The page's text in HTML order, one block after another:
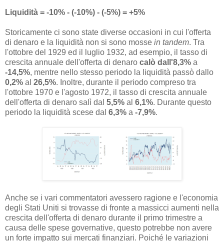
Liquidità = -10% - (-10%) - (-5%) = +5%
Storicamente ci sono state diverse occasioni in cui l'offerta
di denaro e la liquidità non si sono mosse in tandem. Tra
l'ottobre del 1929 ed il luglio 1932, ad esempio, il tasso di
crescita annuale dell'offerta di denaro calò dall'8,3% a
-14,5%, mentre nello stesso periodo la liquidità passò dallo
0,2% al 26,5%. Inoltre, durante il periodo compreso tra
l'ottobre 1970 e l'agosto 1972, il tasso di crescita annuale
dell'offerta di denaro salì dal 5,5% al 6,1%. Durante questo
periodo la liquidità scese dal 6,3% a -7,9%.
Anche se i vari commentatori avessero ragione e l'economia
degli Stati Uniti si trovasse di fronte a massicci aumenti nella
crescita dell'offerta di denaro durante il primo trimestre a
causa delle spese governative, questo potrebbe non avere
un forte impatto sui mercati finanziari. Poiché le variazioni